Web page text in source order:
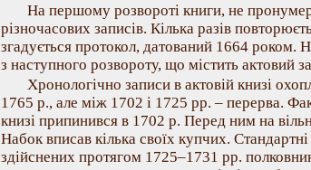
На першому розвороті книги, не
різночасових записів. Кілька разів
згадується протокол, датований 1664 роком.
з наступного розвороту, що містить актовий
Хронологічно записи в актовій книзі
1765 р., але між 1702 і 1725 рр. – перерва.
книзі припинився в 1702 р. Перед ним на
Набок вписав кілька своїх купчих.
здійснених протягом 1725–1731 рр.